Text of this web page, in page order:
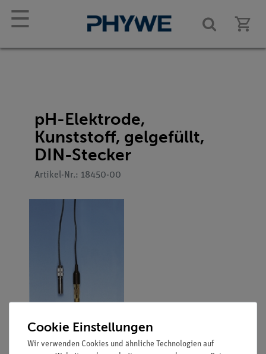
☰
pH-Elektrode,
Kunststoff, gelgefüllt,
DIN-Stecker
Artikel-Nr.: 18450-00
Cookie Einstellungen
Wir verwenden Cookies und ähnliche Technologien auf